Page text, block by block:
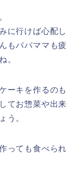
に行けば心配し
もパパママも疲
。
ーキを作るのも
てお惣菜や出来
う。
っても食べられ